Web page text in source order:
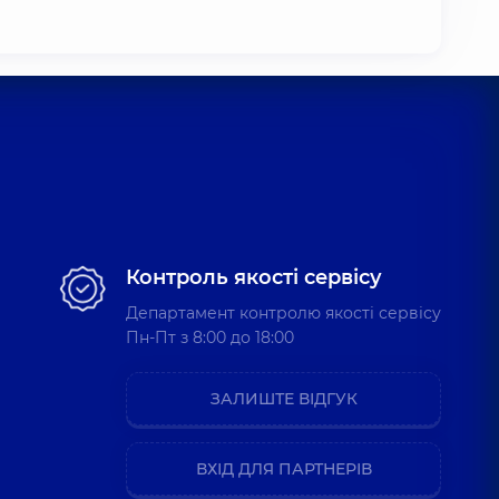
Контроль якості сервісу
Департамент контролю якості сервісу
Пн-Пт з 8:00 до 18:00
ЗАЛИШТЕ ВІДГУК
ВХІД ДЛЯ ПАРТНЕРІВ